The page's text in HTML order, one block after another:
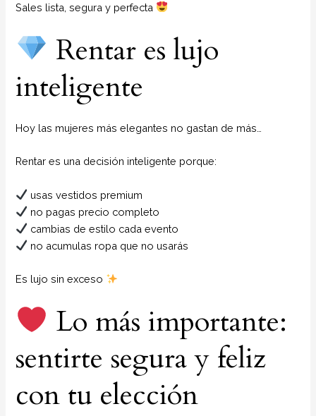
Sales lista, segura y perfecta
Rentar es lujo
inteligente
Hoy las mujeres más elegantes no gastan de más…
Rentar es una decisión inteligente porque:
usas vestidos premium
no pagas precio completo
cambias de estilo cada evento
no acumulas ropa que no usarás
Es lujo sin exceso
Lo más importante:
sentirte segura y feliz
con tu elección